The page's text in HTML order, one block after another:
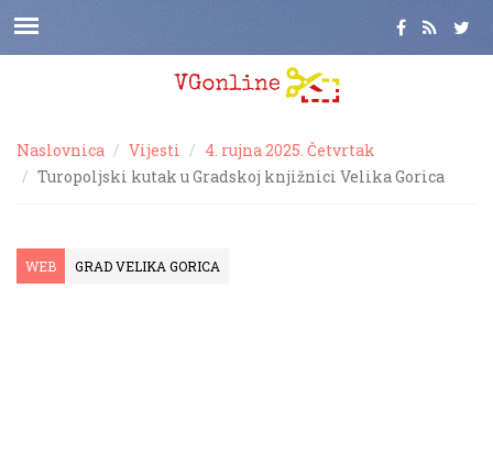
Naslovnica Vijesti
4. rujna 2025. Četvrtak
Turopoljski kutak u Gradskoj knjižnici Velika Gorica
WEB GRAD VELIKA GORICA